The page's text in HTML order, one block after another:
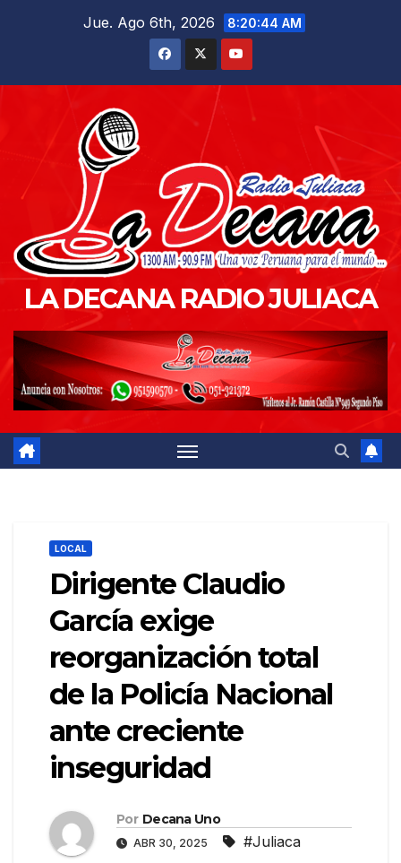
Jue. Ago 6th, 2026 8:20:45 AM
LA DECANA RADIO JULIACA
LOCAL
Dirigente Claudio
García exige
reorganización total
de la Policía Nacional
ante creciente
inseguridad
Por Decana Uno
ABR 30, 2025 #Juliaca